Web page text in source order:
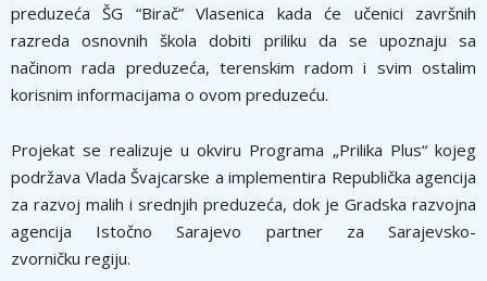
preduzeća ŠG “Birač” Vlasenica kada će učenici završnih
razreda osnovnih škola dobiti priliku da se upoznaju sa
načinom rada preduzeća, terenskim radom i svim ostalim
korisnim informacijama o ovom preduzeću.
Projekat se realizuje u okviru Programa „Prilika Plus“ kojeg
podržava Vlada Švajcarske a implementira Republička agencija
za razvoj malih i srednjih preduzeća, dok je Gradska razvojna
agencija Istočno Sarajevo partner za Sarajevsko-
zvorničku regiju.